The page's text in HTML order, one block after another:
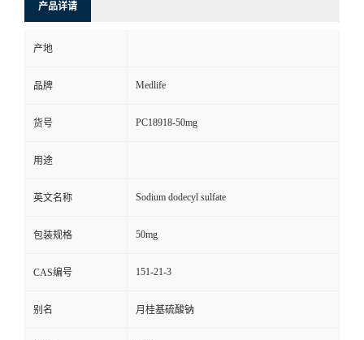
产品详请
产地
品牌 Medlife
货号 PC18918-50mg
用途
英文名称 Sodium dodecyl sulfate
包装规格 50mg
CAS编号 151-21-3
别名 月桂基硫酸钠